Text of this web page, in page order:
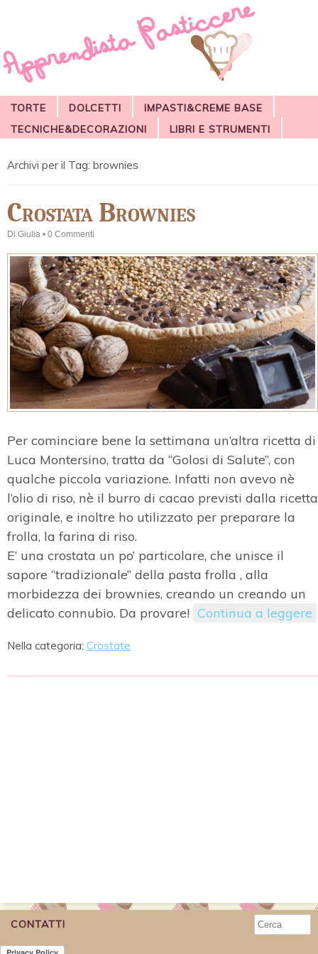
TORTE DOLCETTI
IMPASTI&CREME BASE
TECNICHE&DECORAZIONI
LIBRI E STRUMENTI
Archivi per il Tag: brownies
Crostata Brownies
Di Giulia • 0 Commenti
Per cominciare bene la settimana un’altra ricetta di
Luca Montersino, tratta da “Golosi di Salute”, con
qualche piccola variazione. Infatti non avevo nè
l’olio di riso, nè il burro di cacao previsti dalla ricetta
originale, e inoltre ho utilizzato per preparare la
frolla, la farina di riso.
E’ una crostata un po’ particolare, che unisce il
sapore “tradizionale” della pasta frolla , alla
morbidezza dei brownies, creando un creando un
delicato connubio. Da provare! Continua a leggere
Nella categoria: Crostate
CONTATTI